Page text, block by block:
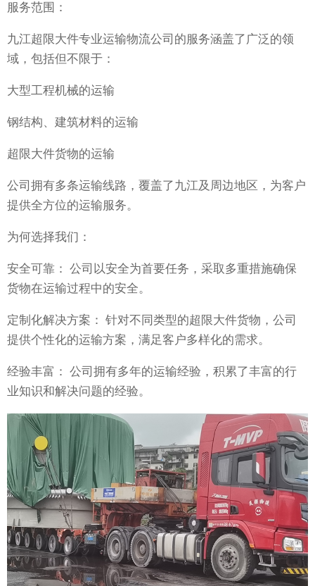
服务范围：
九江超限大件专业运输物流公司的服务涵盖了广泛的领
域，包括但不限于：
大型工程机械的运输
钢结构、建筑材料的运输
超限大件货物的运输
公司拥有多条运输线路，覆盖了九江及周边地区，为客户
提供全方位的运输服务。
为何选择我们：
安全可靠： 公司以安全为首要任务，采取多重措施确保
货物在运输过程中的安全。
定制化解决方案： 针对不同类型的超限大件货物，公司
提供个性化的运输方案，满足客户多样化的需求。
经验丰富： 公司拥有多年的运输经验，积累了丰富的行
业知识和解决问题的经验。